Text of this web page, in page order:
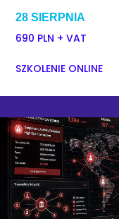
28 SIERPNIA
690 PLN + VAT
SZKOLENIE ONLINE